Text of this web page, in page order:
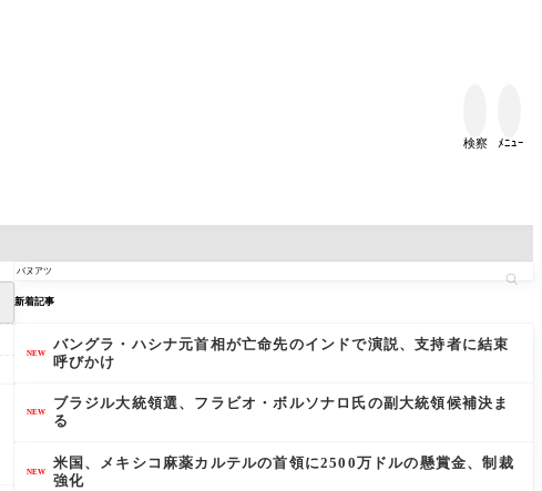
検察 ﾒﾆｭｰ
新着記事
NEW
バングラ・ハシナ元首相が亡命先のインドで演説、支持者に結束
呼びかけ
NEW
ブラジル大統領選、フラビオ・ボルソナロ氏の副大統領候補決ま
る
NEW
米国、メキシコ麻薬カルテルの首領に2500万ドルの懸賞金、制裁
強化